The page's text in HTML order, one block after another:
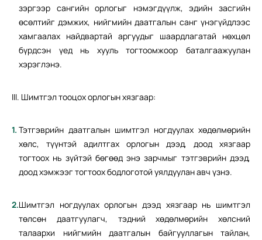
зэргээр сангийн орлогыг нэмэгдүүлж, эдийн засгийн
өсөлтийг дэмжих, нийгмийн даатгалын санг үнэгүйдлээс
хамгаалах найдвартай аргуудыг шаардлагатай нөхцөл
бүрдсэн үед нь хууль тогтоомжоор баталгаажуулан
хэрэглэнэ.
III. Шимтгэл тооцох орлогын хязгаар:
Тэтгэврийн даатгалын шимтгэл ногдуулах хөдөлмөрийн
хөлс, түүнтэй адилтгах орлогын дээд, доод хязгаар
тогтоох нь зүйтэй бөгөөд энэ зарчмыг тэтгэврийн дээд,
доод хэмжээг тогтоох бодлоготой уялдуулан авч үзнэ.
Шимтгэл ногдуулах орлогын дээд хязгаар нь шимтгэл
төлсөн даатгуулагч, тэдний хөдөлмөрийн хөлсний
талаархи нийгмийн даатгалын байгууллагын тайлан,